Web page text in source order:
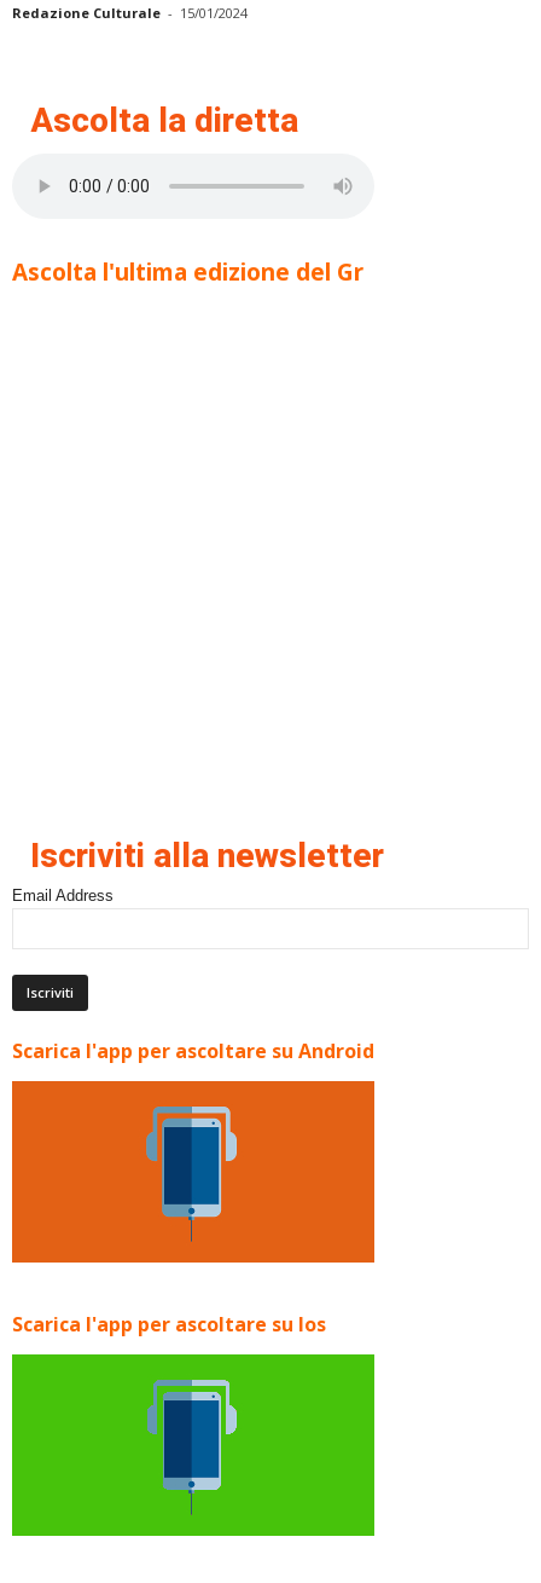
Redazione Culturale - 15/01/2024
Ascolta la diretta
Ascolta l'ultima edizione del Gr
Iscriviti alla newsletter
Email Address
Scarica l'app per ascoltare su Android
Scarica l'app per ascoltare su Ios